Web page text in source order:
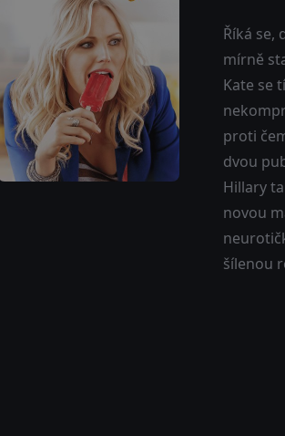
Říká se,
mírně
Kate se
proti
dvou
Hillary
novou
šílenou